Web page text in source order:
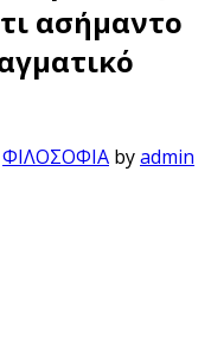
ασήμαντο
ΦΙΛΟΣΟΦΙΑ byadmin